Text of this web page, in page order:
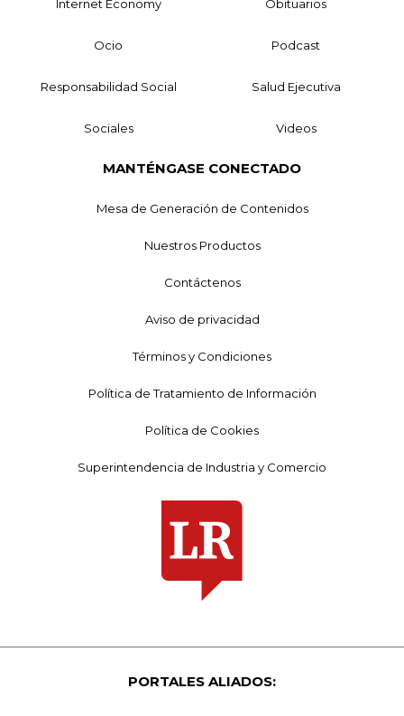
Internet Economy Obituarios
Ocio Podcast
Responsabilidad Social Salud Ejecutiva
Sociales Videos
MANTÉNGASE CONECTADO
Mesa de Generación de Contenidos
Nuestros Productos
Contáctenos
Aviso de privacidad
Términos y Condiciones
Política de Tratamiento de Información
Política de Cookies
Superintendencia de Industria y Comercio
PORTALES ALIADOS: